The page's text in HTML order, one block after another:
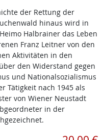
der Rettung der
hinaus wird in
Halbrainer das Leben
Franz Leitner von den
Aktivitäten in den
den Widerstand gegen
und Nationalsozialismus
Tätigkeit nach 1945 als
von Wiener Neustadt
in der